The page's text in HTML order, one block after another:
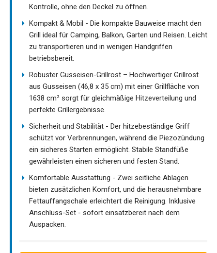
Kontrolle, ohne den Deckel zu öffnen.
Kompakt & Mobil - Die kompakte Bauweise macht den
Grill ideal für Camping, Balkon, Garten und Reisen. Leicht
zu transportieren und in wenigen Handgriffen
betriebsbereit.
Robuster Gusseisen-Grillrost – Hochwertiger Grillrost
aus Gusseisen (46,8 x 35 cm) mit einer Grillfläche von
1638 cm² sorgt für gleichmäßige Hitzeverteilung und
perfekte Grillergebnisse.
Sicherheit und Stabilität - Der hitzebeständige Griff
schützt vor Verbrennungen, während die Piezozündung
ein sicheres Starten ermöglicht. Stabile Standfüße
gewährleisten einen sicheren und festen Stand.
Komfortable Ausstattung - Zwei seitliche Ablagen
bieten zusätzlichen Komfort, und die herausnehmbare
Fettauffangschale erleichtert die Reinigung. Inklusive
Anschluss-Set - sofort einsatzbereit nach dem
Auspacken.